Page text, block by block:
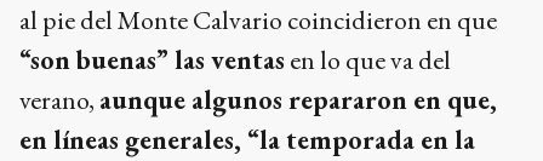
al pie del Monte Calvario coincidieron en que
“son buenas” las ventas en lo que va del
verano, aunque algunos repararon en que,
en líneas generales, “la temporada en la